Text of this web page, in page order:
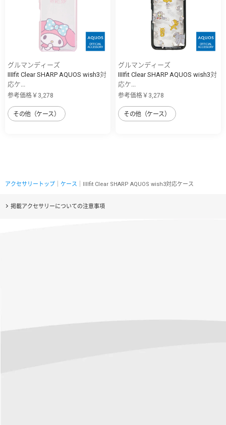
グルマンディーズ
IIIIfit Clear SHARP AQUOS wish3対
応ケ...
参考価格￥3,278
その他（ケース）
グルマンディーズ
IIIIfit Clear SHARP AQUOS wish3対
応ケ...
参考価格￥3,278
その他（ケース）
アクセサリートップ ケース ｜IIIIfit Clear SHARP AQUOS wish3対応ケース
掲載アクセサリーについての注意事項